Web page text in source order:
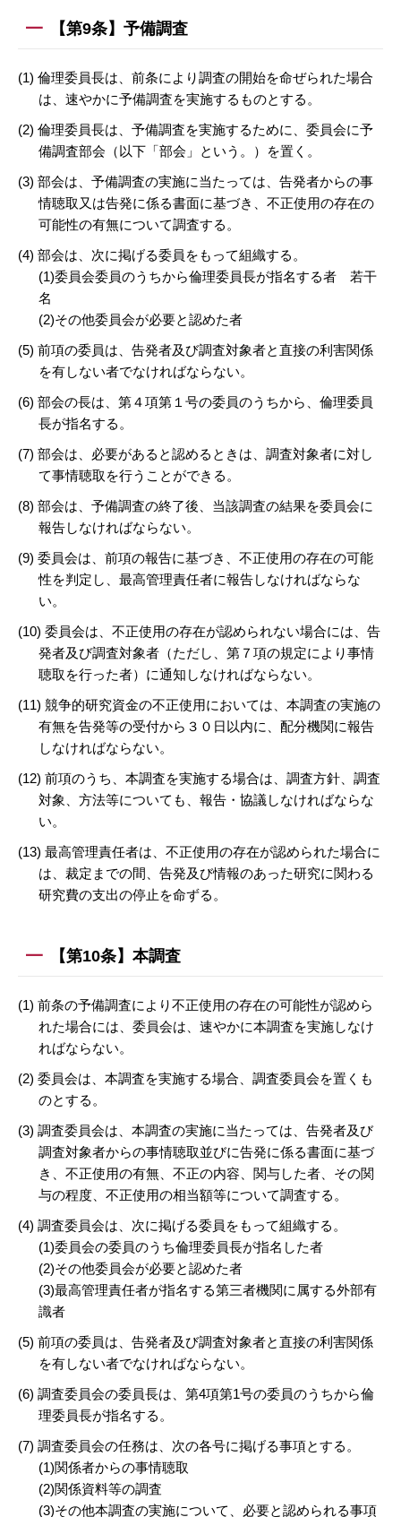
【第9条】予備調査
(1) 倫理委員長は、前条により調査の開始を命ぜられた場合
は、速やかに予備調査を実施するものとする。
(2) 倫理委員長は、予備調査を実施するために、委員会に予
備調査部会（以下「部会」という。）を置く。
(3) 部会は、予備調査の実施に当たっては、告発者からの事
情聴取又は告発に係る書面に基づき、不正使用の存在の
可能性の有無について調査する。
(4) 部会は、次に掲げる委員をもって組織する。
(1)委員会委員のうちから倫理委員長が指名する者 若干
名
(2)その他委員会が必要と認めた者
(5) 前項の委員は、告発者及び調査対象者と直接の利害関係
を有しない者でなければならない。
(6) 部会の長は、第４項第１号の委員のうちから、倫理委員
長が指名する。
(7) 部会は、必要があると認めるときは、調査対象者に対し
て事情聴取を行うことができる。
(8) 部会は、予備調査の終了後、当該調査の結果を委員会に
報告しなければならない。
(9) 委員会は、前項の報告に基づき、不正使用の存在の可能
性を判定し、最高管理責任者に報告しなければならな
い。
(10) 委員会は、不正使用の存在が認められない場合には、告
発者及び調査対象者（ただし、第７項の規定により事情
聴取を行った者）に通知しなければならない。
(11) 競争的研究資金の不正使用においては、本調査の実施の
有無を告発等の受付から３０日以内に、配分機関に報告
しなければならない。
(12) 前項のうち、本調査を実施する場合は、調査方針、調査
対象、方法等についても、報告・協議しなければならな
い。
(13) 最高管理責任者は、不正使用の存在が認められた場合に
は、裁定までの間、告発及び情報のあった研究に関わる
研究費の支出の停止を命ずる。
【第10条】本調査
(1) 前条の予備調査により不正使用の存在の可能性が認めら
れた場合には、委員会は、速やかに本調査を実施しなけ
ればならない。
(2) 委員会は、本調査を実施する場合、調査委員会を置くも
のとする。
(3) 調査委員会は、本調査の実施に当たっては、告発者及び
調査対象者からの事情聴取並びに告発に係る書面に基づ
き、不正使用の有無、不正の内容、関与した者、その関
与の程度、不正使用の相当額等について調査する。
(4) 調査委員会は、次に掲げる委員をもって組織する。
(1)委員会の委員のうち倫理委員長が指名した者
(2)その他委員会が必要と認めた者
(3)最高管理責任者が指名する第三者機関に属する外部有
識者
(5) 前項の委員は、告発者及び調査対象者と直接の利害関係
を有しない者でなければならない。
(6) 調査委員会の委員長は、第4項第1号の委員のうちから倫
理委員長が指名する。
(7) 調査委員会の任務は、次の各号に掲げる事項とする。
(1)関係者からの事情聴取
(2)関係資料等の調査
(3)その他本調査の実施について、必要と認められる事項